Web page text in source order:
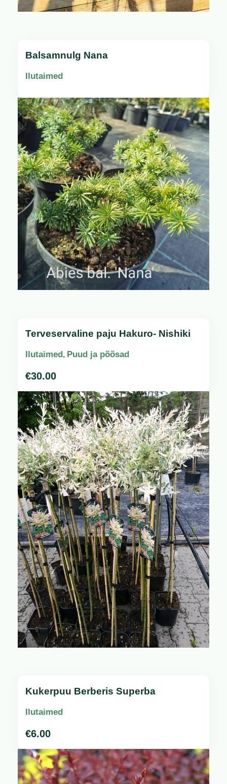
Balsamnulg Nana
Ilutaimed
Terveservaline paju Hakuro- Nishiki
Ilutaimed , Puud ja põõsad
€30.00
Kukerpuu Berberis Superba
Ilutaimed
€6.00